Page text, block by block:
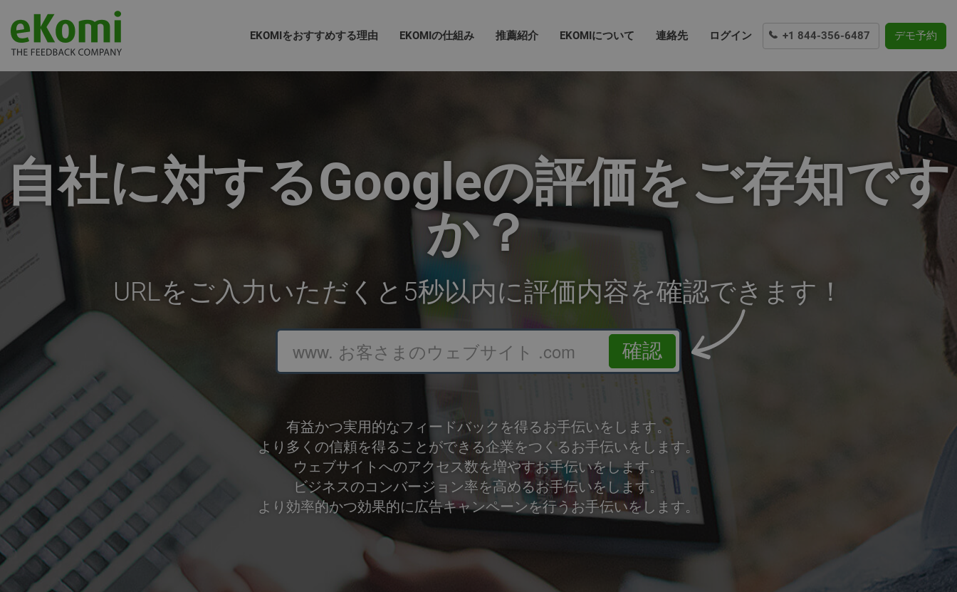
EKOMIをおすすめする理由 EKOMIの仕組み 推薦紹介 EKOMIについて 連絡先 ログイン +1 844-356-6487 デモ予約
自社に対するGoogleの評価をご存知です
か？
URLをご入力いただくと5秒以内に評価内容を確認できます！
www. お客さまのウェブサイト .com 確認
有益かつ実用的なフィードバックを得るお手伝いをします。
より多くの信頼を得ることができる企業をつくるお手伝いをします。
ウェブサイトへのアクセス数を増やすお手伝いをします。
ビジネスのコンバージョン率を高めるお手伝いをします。
より効率的かつ効果的に広告キャンペーンを行うお手伝いをします。